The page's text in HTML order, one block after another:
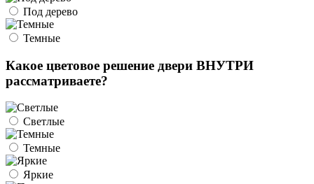
Под дерево
Темные
Какое цветовое решение двери ВНУТРИ
рассматриваете?
Светлые
Темные
Яркие